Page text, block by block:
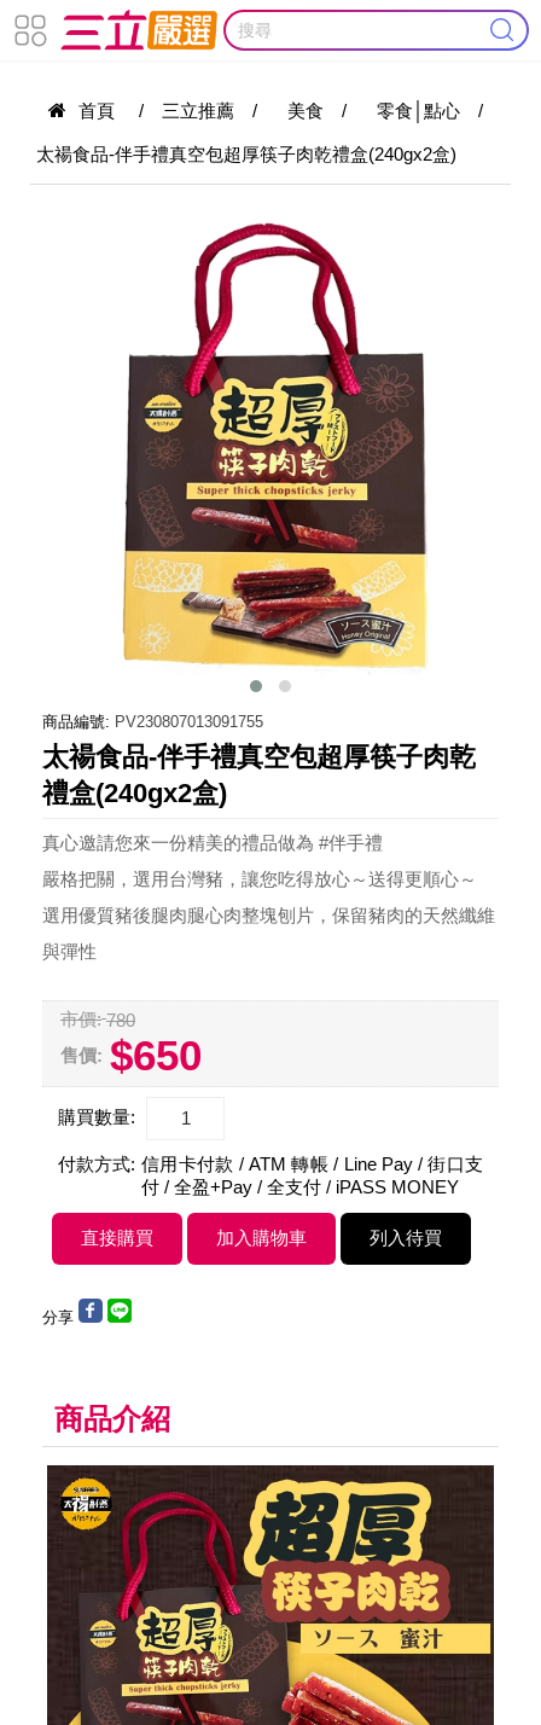
首頁 / 三立推薦 / 美食 / 零食│點心 /
太禓食品-伴手禮真空包超厚筷子肉乾禮盒(240gx2盒)
商品編號: PV230807013091755
太禓食品-伴手禮真空包超厚筷子肉乾
禮盒(240gx2盒)
真心邀請您來一份精美的禮品做為 #伴手禮
嚴格把關，選用台灣豬，讓您吃得放心～送得更順心～
選用優質豬後腿肉腿心肉整塊刨片，保留豬肉的天然纖維
與彈性
市價: 780
售價: $650
購買數量:
付款方式: 信用卡付款 / ATM 轉帳 / Line Pay / 街口支
付 / 全盈+Pay / 全支付 / iPASS MONEY
分享
商品介紹